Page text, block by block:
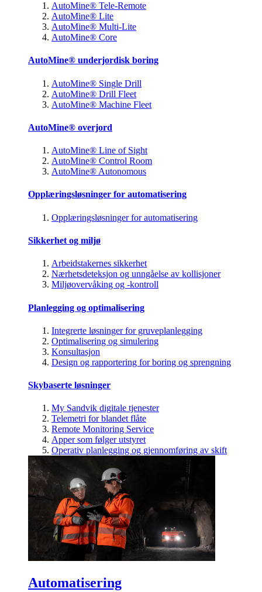
AutoMine® Tele-Remote
AutoMine® Lite
AutoMine® Multi-Lite
AutoMine® Core
AutoMine® underjordisk boring
AutoMine® Single Drill
AutoMine® Drill Fleet
AutoMine® Machine Fleet
AutoMine® overjord
AutoMine® Line of Sight
AutoMine® Control Room
AutoMine® Autonomous
Opplæringsløsninger for automatisering
Opplæringsløsninger for automatisering
Sikkerhet og miljø
Arbeidstakernes sikkerhet
Nærhetsdeteksjon og unngåelse av kollisjoner
Miljøovervåking og -kontroll
Planlegging og optimalisering
Integrerte løsninger for gruveplanlegging
Optimalisering og simulering
Konsultasjon
Design og rapportering for boring og sprengning
Skybaserte løsninger
My Sandvik digitale tjenester
Telemetri for blandet flåte
Remote Monitoring Service
Apper som følger utstyret
Operativ planlegging og gjennomføring av skift
Automatisering